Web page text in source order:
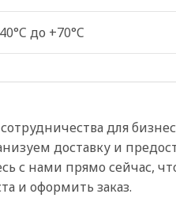
до +70°C
для
доставку и
с нами прямо сейчас,
и оформить заказ.